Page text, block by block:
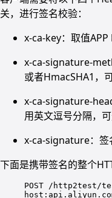
关，进行签名校验：
x-ca-key：取值APP
x-ca-signature-
或者HmacSHA1，
x-ca-signature-
用英文逗号分隔，
x-ca-signature：签
下面是携带签名的整个
POST /http2test/